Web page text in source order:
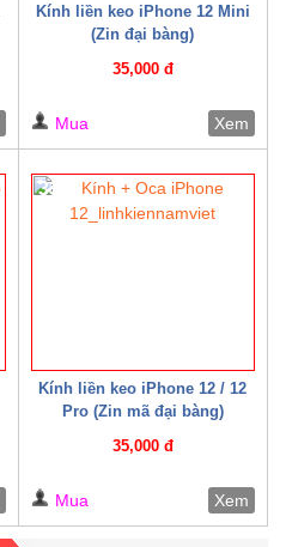
Kính liền keo iPhone 12 Mini
(Zin đại bàng)
35,000 đ
Mua Xem
Kính liền keo iPhone 12 / 12
Pro (Zin mã đại bàng)
35,000 đ
33%
Mua Xem